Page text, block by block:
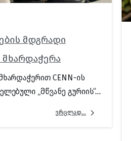
მდგრადი
CENN-ის
„მწვანე გურიის“...
ვრცლად...